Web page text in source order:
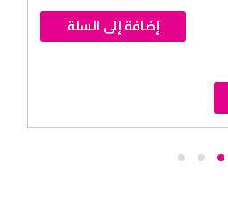
إضافة إلى السلة